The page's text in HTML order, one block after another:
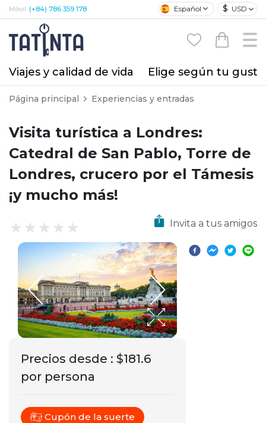
Móvil: (+84) 786 359 178 Español $ USD
Viajes y calidad de vida Elige según tu
Página principal Experiencias y entradas
Visita turística a Londres:
Catedral de San Pablo, Torre de
Londres, crucero por el Támesis
¡y mucho más!
Invita a tus amigos
Precios desde : $181.6
por persona
Cupón de la suerte